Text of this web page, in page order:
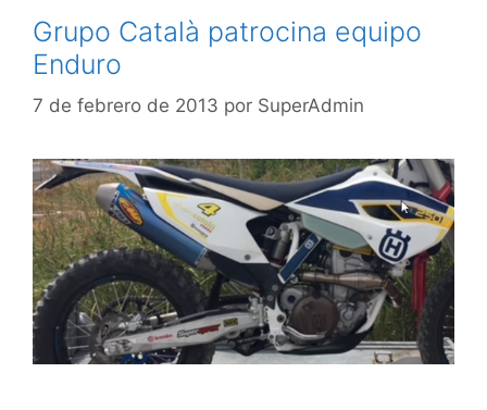
Grupo Català patrocina equipo
Enduro
7 de febrero de 2013 por SuperAdmin